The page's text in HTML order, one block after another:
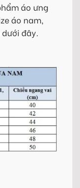
áo ưng
áo nam,
đây.